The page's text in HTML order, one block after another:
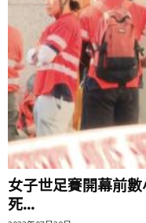
女子世足賽開幕前
死...